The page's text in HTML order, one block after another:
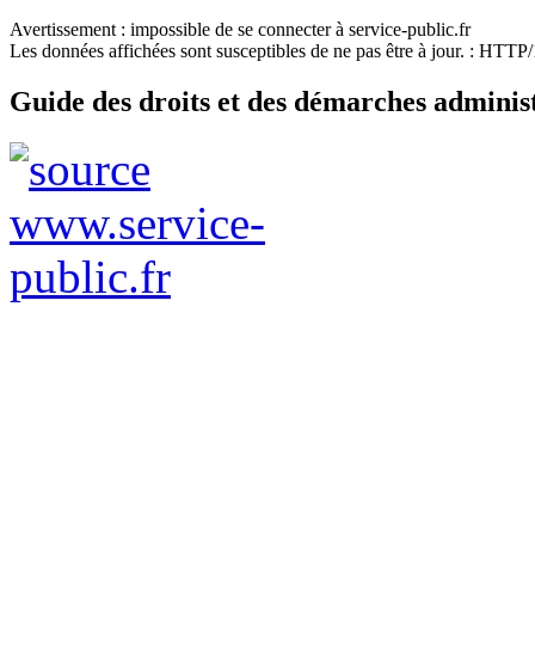
Avertissement : impossible de se connecter à service-public.fr
Les données affichées sont susceptibles de ne pas être à jour. :
Guide des droits et des démarches